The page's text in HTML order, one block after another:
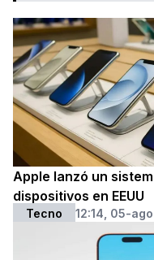
Apple lanzó un
dispositivos en EEUU
Tecno 12:14, 05-ago